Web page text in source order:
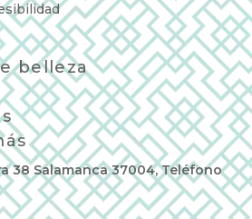
belleza
38 Salamanca 37004, Teléfono